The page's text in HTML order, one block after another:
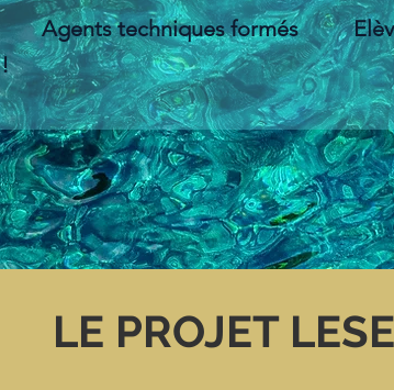
Agents techniques formés
LE PROJET